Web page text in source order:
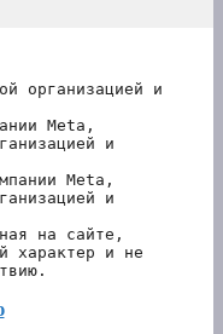
организацией и
Meta,
и
Meta,
и
на сайте,
характер и не